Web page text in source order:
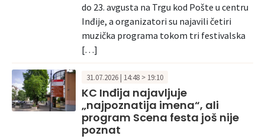
do 23. avgusta na Trgu kod Pošte u centru
Inđije, a organizatori su najavili četiri
muzička programa tokom tri festivalska
[…]
31.07.2026 | 14:48 > 19:10
KC Inđija najavljuje
„najpoznatija imena“, ali
program Scena festa još nije
poznat